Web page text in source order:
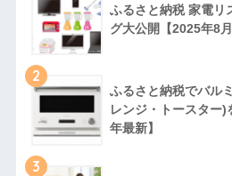
ふるさと納税 家電リ
グ大公開【2025年8月
2
ふるさと納税でバル
レンジ・トースター
年最新】
3